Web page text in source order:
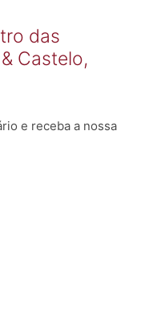
das
Castelo,
e receba a nossa